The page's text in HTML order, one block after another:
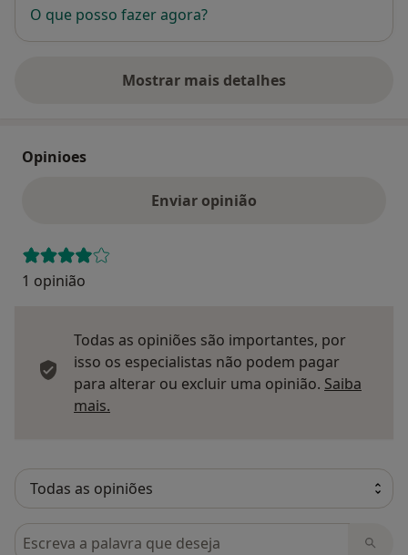
O que posso fazer agora?
Mostrar mais detalhes
sobre o endereço
Opinioes
Enviar opinião
1 opinião
Todas as opiniões são importantes, por
isso os especialistas não podem pagar
para alterar ou excluir uma opinião. Saiba
mais.
Pesquisar em opiniões